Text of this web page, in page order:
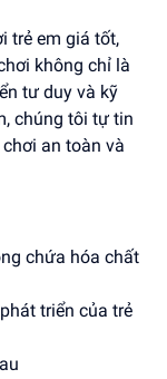
trẻ em giá tốt,
không chỉ là
tư duy và kỹ
chúng tôi tự tin
an toàn và
chứa hóa chất
triển của trẻ